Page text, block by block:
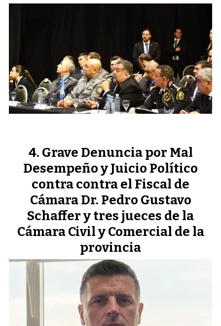
Grave Denuncia por Mal
Desempeño y Juicio Político
contra contra el Fiscal de
Cámara Dr. Pedro Gustavo
Schaffer y tres jueces de la
Cámara Civil y Comercial de la
provincia